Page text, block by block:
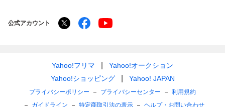
公式アカウント
Yahoo!フリマ
Yahoo!オークション
Yahoo!ショッピング
Yahoo! JAPAN
プライバシーポリシー プライバシーセンター
利用規約
ガイドライン
特定商取引法の表示 ヘルプ・お問い合わせ